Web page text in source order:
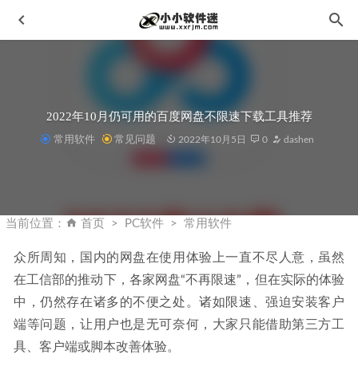
2022年10月仍可用的百度网盘不限速下载工具推荐
常用软件 常见问题 2022年10月5日 0 dashen
当前位置： 首页 PC软件 常用软件
众所周知，国内的网盘在使用体验上一直不尽人意，虽然
在工信部的推动下，各家网盘“不再限速”，但在实际的体验
中，仍然存在诸多的不便之处。诸如限速、强迫安装客户
端等问题，让用户也是无可奈何，大家只能借助第三方工
具、客户端或脚本改善体验。
Adobe Lightroom Classic 10.1.1中文破解版 2021-02-18
Sai1.0中文破解版下载地址和安装教程
2019-11-25
123云盘PC版客户端 v1.0.106-123网盘正式众测版
2023-04-
11